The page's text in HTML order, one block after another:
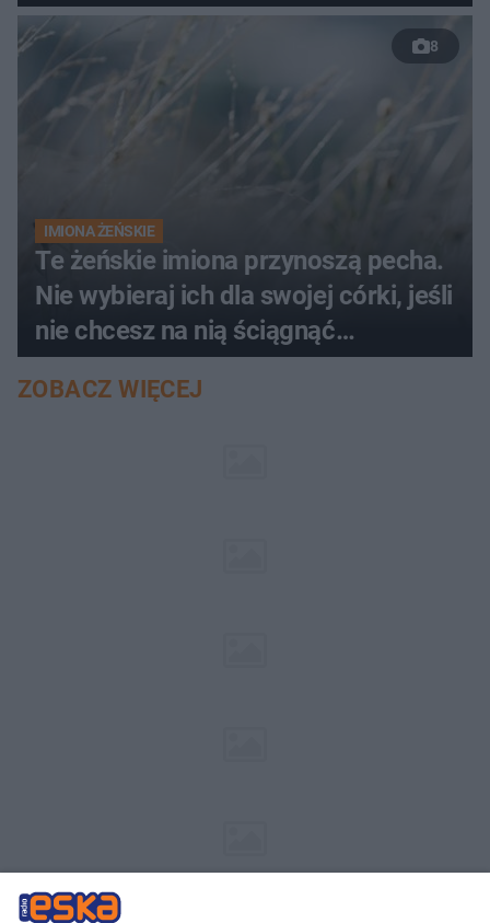
8
IMIONA ŻEŃSKIE
Te żeńskie imiona przynoszą pecha.
Nie wybieraj ich dla swojej córki, jeśli
nie chcesz na nią ściągnąć
nieszczęścia
ZOBACZ WIĘCEJ